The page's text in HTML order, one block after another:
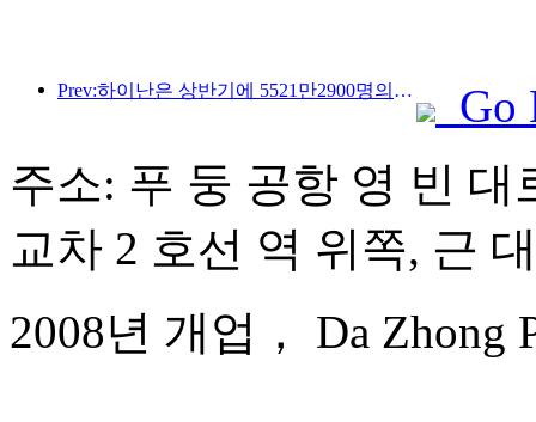
Prev:하이난은 상반기에 5521만2900명의 관광객을 맞이했습니다.
Go
주소: 푸 둥 공항 영 빈 대
교차 2 호선 역 위쪽, 근
2008년 개업， Da Zhong